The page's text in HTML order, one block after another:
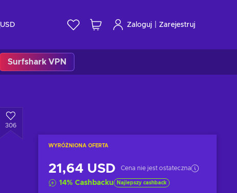
USD Zaloguj Zarejestruj
Surfshark VPN
306
WYRÓŻNIONA OFERTA
21,64 USD Cena nie jest ostateczna
14% Cashbacku Najlepszy cashback